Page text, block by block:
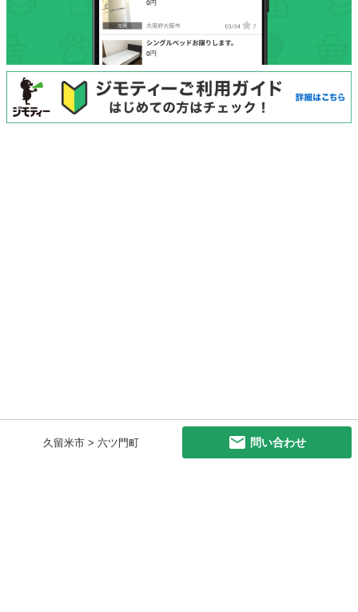
久留米市 > 六ツ門町 問い合わせ